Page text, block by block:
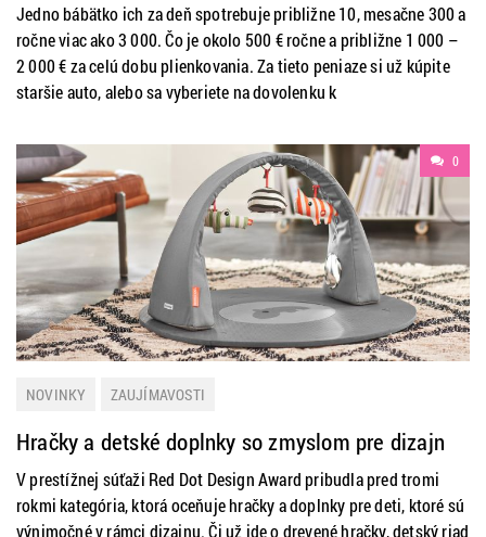
Jedno bábätko ich za deň spotrebuje približne 10, mesačne 300 a
ročne viac ako 3 000. Čo je okolo 500 € ročne a približne 1 000 –
2 000 € za celú dobu plienkovania. Za tieto peniaze si už kúpite
staršie auto, alebo sa vyberiete na dovolenku k
0
NOVINKY ZAUJÍMAVOSTI
Hračky a detské doplnky so zmyslom pre dizajn
V prestížnej súťaži Red Dot Design Award pribudla pred tromi
rokmi kategória, ktorá oceňuje hračky a doplnky pre deti, ktoré sú
výnimočné v rámci dizajnu. Či už ide o drevené hračky, detský riad